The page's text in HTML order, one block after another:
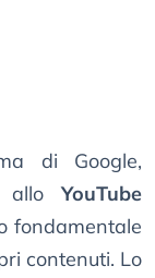
di Google,
alloYouTube
fondamentale
contenuti. Lo